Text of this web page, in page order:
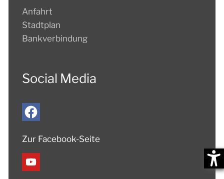
Anfahrt
Stadtplan
Bankverbindung
Social Media
Zur Facebook-Seite